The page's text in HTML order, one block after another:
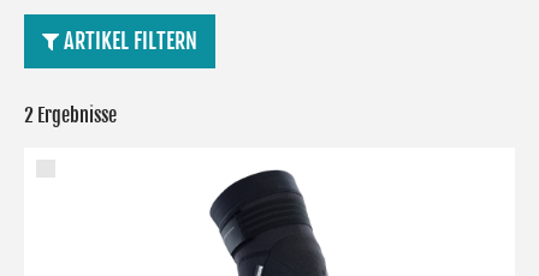
ARTIKEL FILTERN
2 Ergebnisse